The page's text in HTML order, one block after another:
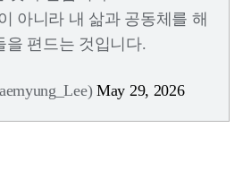
아니라 내 삶과 공동체를 해
을 편드는 것입니다.
May 29, 2026